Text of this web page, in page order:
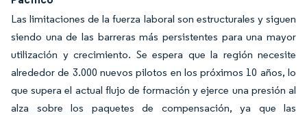
Las limitaciones de la fuerza laboral son estructurales y siguen
siendo una de las barreras más persistentes para una mayor
utilización y crecimiento. Se espera que la región necesite
alrededor de 3.000 nuevos pilotos en los próximos 10 años, lo
que supera el actual flujo de formación y ejerce una presión al
alza sobre los paquetes de compensación, ya que las